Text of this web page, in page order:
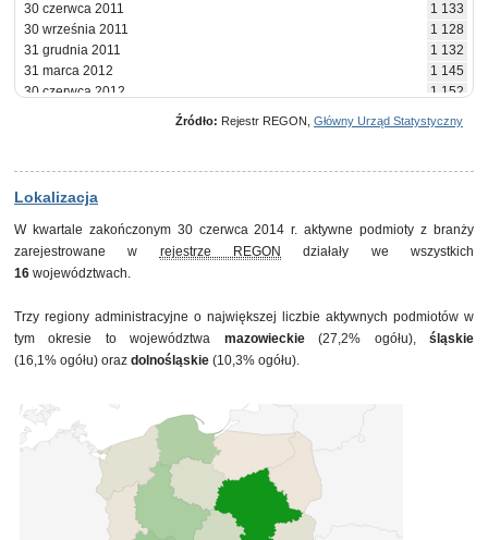
30 czerwca 2011
1 133
30 września 2011
1 128
31 grudnia 2011
1 132
31 marca 2012
1 145
30 czerwca 2012
1 152
30 czerwca 2013
1 149
30 września 2013
31 marca 2014
1 153
30 czerwca 2014
1 156
Źródło: Rejestr REGON, Główny Urząd Statystyczny
Lokalizacja
W kwartale zakończonym 30 czerwca 2014 r. aktywne podmioty z branży
zarejestrowane w rejestrze REGON
działały we wszystkich
16 województwach.
Trzy regiony administracyjne o największej liczbie aktywnych podmiotów w
tym okresie to województwa mazowieckie(27,2% ogółu),śląskie
(16,1% ogółu) oraz dolnośląskie (10,3% ogółu).